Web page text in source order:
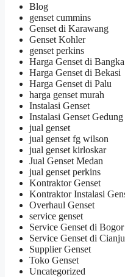
Blog
genset cummins
Genset di Karawang
Genset Kohler
genset perkins
Harga Genset di
Harga Genset di Bekasi
Harga Genset di Palu
harga genset murah
Instalasi Genset
Instalasi Genset Gedung
jual genset
jual genset fg wilson
jual genset kirloskar
Jual Genset Medan
jual genset perkins
Kontraktor Genset
Kontraktor Instalasi
Overhaul Genset
service genset
Service Genset di Bogor
Service Genset di
Supplier Genset
Toko Genset
Uncategorized